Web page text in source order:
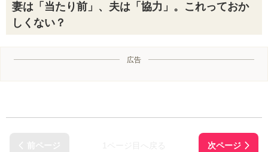
妻は「当たり前」、夫は「協力」。これっておか
しくない？
広告